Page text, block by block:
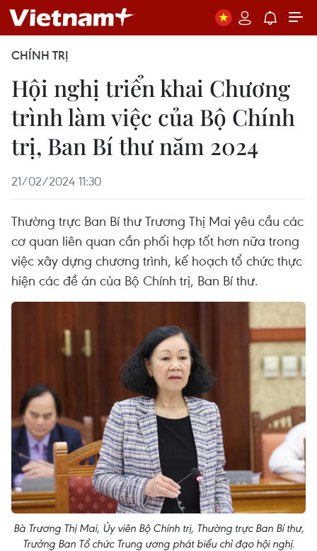
CHÍNH TRỊ
Hội nghị triển khai Chương
trình làm việc của Bộ Chính
trị, Ban Bí thư năm 2024
21/02/2024 11:30
Thường trực Ban Bí thư Trương Thị Mai yêu cầu các
cơ quan liên quan cần phối hợp tốt hơn nữa trong
việc xây dựng chương trình, kế hoạch tổ chức thực
hiện các đề án của Bộ Chính trị, Ban Bí thư.
Bà Trương Thị Mai, Ủy viên Bộ Chính trị, Thường trực Ban Bí thư,
Trưởng Ban Tổ chức Trung ương phát biểu chỉ đạo hội nghị.